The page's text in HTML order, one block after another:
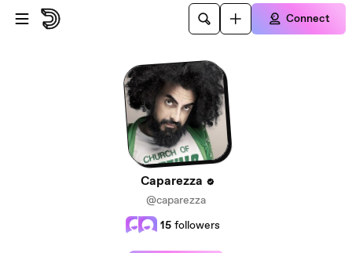
Skip to main content
Connect
Caparezza
@caparezza
15 followers